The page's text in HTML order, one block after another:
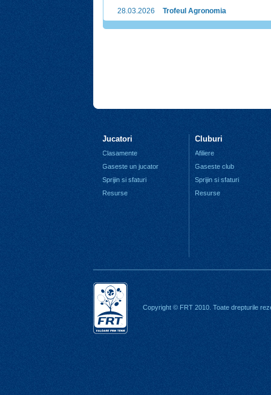
28.03.2026
Trofeul Agronomia
Jucatori
Clasamente
Gaseste un jucator
Sprijin si sfaturi
Resurse
Cluburi
Afiliere
Gaseste club
Sprijin si sfaturi
Resurse
Copyright © FRT 2010. Toate drepturile